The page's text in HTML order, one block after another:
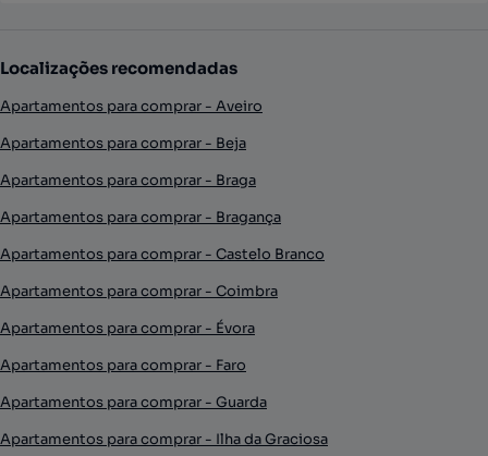
Localizações recomendadas
Apartamentos para comprar - Aveiro
Apartamentos para comprar - Beja
Apartamentos para comprar - Braga
Apartamentos para comprar - Bragança
Apartamentos para comprar - Castelo Branco
Apartamentos para comprar - Coimbra
Apartamentos para comprar - Évora
Apartamentos para comprar - Faro
Apartamentos para comprar - Guarda
Apartamentos para comprar - Ilha da Graciosa